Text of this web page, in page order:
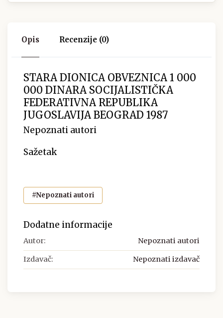
Opis Recenzije (0)
STARA DIONICA OBVEZNICA 1 000
000 DINARA SOCIJALISTIČKA
FEDERATIVNA REPUBLIKA
JUGOSLAVIJA BEOGRAD 1987
Nepoznati autori
Sažetak
#Nepoznati autori
Dodatne informacije
Autor: Nepoznati autori
Izdavač: Nepoznati izdavač